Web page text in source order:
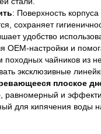
: Поверхность
сохраняет
удобство
OEM-настройки и
походных чайников из
эксклюзивные
плоское
равномерный и
для кипячения воды